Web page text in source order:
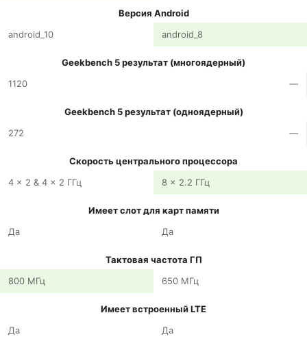
Версия Android
android_10
android_8
Geekbench 5 результат (многоядерный)
1120
—
Geekbench 5 результат (одноядерный)
272
—
Скорость центрального процессора
4 x 2 & 4 x 2 ГГц
8 x 2.2 ГГц
Имеет слот для карт памяти
Да
Да
Тактовая частота ГП
800 МГц
650 МГц
Имеет встроенный LTE
Да
Да